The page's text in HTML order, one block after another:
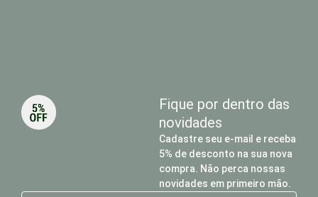
Fique por dentro das
novidades
Cadastre seu e-mail e receba
5% de desconto na sua nova
compra. Não perca nossas
novidades em primeiro mão.